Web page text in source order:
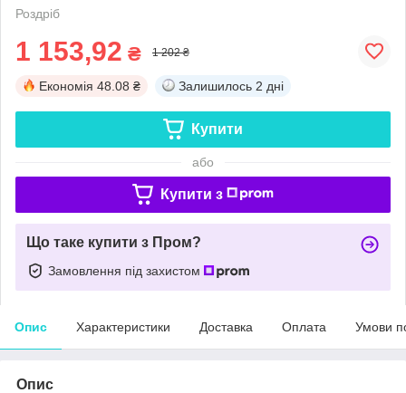
Роздріб
1 153,92 ₴ 1 202 ₴
Економія 48.08 ₴ Залишилось 2 дні
Купити
або
Купити з
Що таке купити з Пром?
Замовлення під захистом
Опис Характеристики Доставка Оплата Умови
Опис